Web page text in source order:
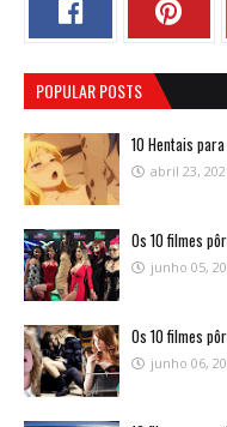
POPULAR POSTS
10 Hentais
abril 23,
Os 10 filmes
junho 05,
Os 10 filmes
junho 06,